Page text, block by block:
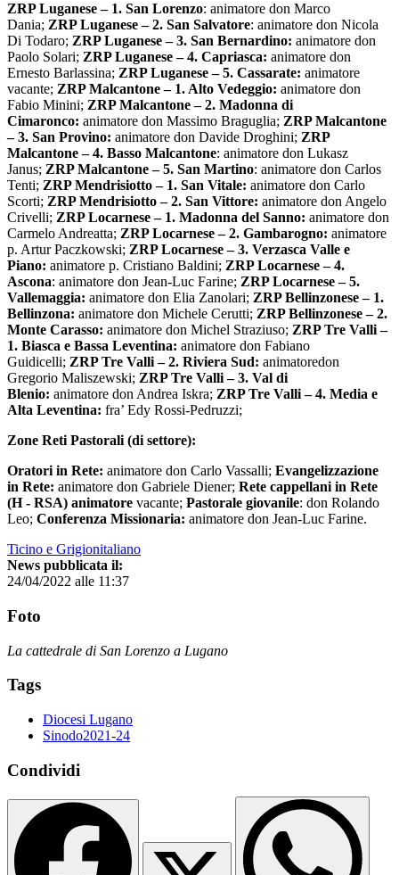
ZRP Luganese – 1. San Lorenzo: animatore don Marco
Dania; ZRP Luganese – 2. San Salvatore: animatore don Nicola
Di Todaro; ZRP Luganese – 3. San Bernardino: animatore don
Paolo Solari; ZRP Luganese – 4. Capriasca: animatore don
Ernesto Barlassina; ZRP Luganese – 5. Cassarate: animatore
vacante; ZRP Malcantone – 1. Alto Vedeggio: animatore don
Fabio Minini; ZRP Malcantone – 2. Madonna di
Cimaronco: animatore don Massimo Braguglia; ZRP Malcantone
– 3. San Provino: animatore don Davide Droghini; ZRP
Malcantone – 4. Basso Malcantone: animatore don Lukasz
Janus; ZRP Malcantone – 5. San Martino: animatore don Carlos
Tenti; ZRP Mendrisiotto – 1. San Vitale: animatore don Carlo
Scorti; ZRP Mendrisiotto – 2. San Vittore: animatore don Angelo
Crivelli; ZRP Locarnese – 1. Madonna del Sanno: animatore don
Carmelo Andreatta; ZRP Locarnese – 2. Gambarogno: animatore
p. Artur Paczkowski; ZRP Locarnese – 3. Verzasca Valle e
Piano: animatore p. Cristiano Baldini; ZRP Locarnese – 4.
Ascona: animatore don Jean-Luc Farine; ZRP Locarnese – 5.
Vallemaggia: animatore don Elia Zanolari; ZRP Bellinzonese – 1.
Bellinzona: animatore don Michele Cerutti; ZRP Bellinzonese – 2.
Monte Carasso: animatore don Michel Straziuso; ZRP Tre Valli –
1. Biasca e Bassa Leventina: animatore don Fabiano
Guidicelli; ZRP Tre Valli – 2. Riviera Sud: animatoredon
Gregorio Maliszewski; ZRP Tre Valli – 3. Val di
Blenio: animatore don Andrea Iskra; ZRP Tre Valli – 4. Media e
Alta Leventina: fra’ Edy Rossi-Pedruzzi;
Zone Reti Pastorali (di settore):
Oratori in Rete: animatore don Carlo Vassalli; Evangelizzazione
in Rete: animatore don Gabriele Diener; Rete cappellani in Rete
(H - RSA) animatore vacante; Pastorale giovanile: don Rolando
Leo; Conferenza Missionaria: animatore don Jean-Luc Farine.
Ticino e Grigionitaliano
News pubblicata il:
24/04/2022 alle 11:37
Foto
La cattedrale di San Lorenzo a Lugano
Tags
Diocesi Lugano
Sinodo2021-24
Condividi